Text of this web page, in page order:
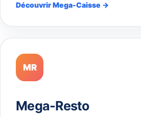
Découvrir Mega-Caisse →
MR
Mega-Resto